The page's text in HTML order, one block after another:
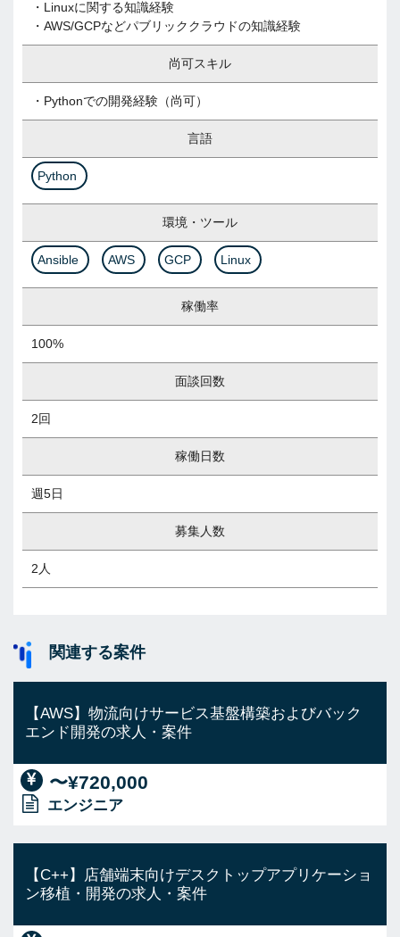
・Linuxに関する知識経験
・AWS/GCPなどパブリッククラウドの知識経験
尚可スキル
・Pythonでの開発経験（尚可）
言語
Python
環境・ツール
Ansible AWS GCP Linux
稼働率
100%
面談回数
2回
稼働日数
週5日
募集人数
2人
関連する案件
【AWS】物流向けサービス基盤構築およびバック
エンド開発の求人・案件
〜¥720,000
エンジニア
【C++】店舗端末向けデスクトップアプリケーショ
ン移植・開発の求人・案件